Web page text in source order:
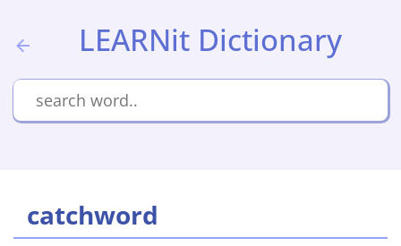
LEARNit Dictionary
catchword